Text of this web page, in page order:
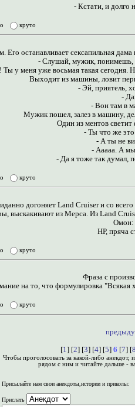
- Кстати, и долго
круто
Его останавливает сексапильная
- Слушай, мужик, понимешь,
у меня уже восьмая такая сегодня.
Выходит из машины, ловит
- Эй, приятель,
-
- Вон там в
Мужик пошел, залез в машину,
Один из ментов
- Ты что же
- А ты не
- Ааааа. А
- Да я тоже так думал,
круто
догоняет Land Cruiser и со
выскакивают из Мерса. Из Land
Омон:
НР, пряча
круто
Фраза с
на то, что формулировка
круто
[1] [2] [3] [4] [5] 6 [7] [8
Чтобы проголосовать за какой-либо
рядом с ним и читайте дальше -
Присылайте нам свои анекдоты,истории и приколы:
Прислать